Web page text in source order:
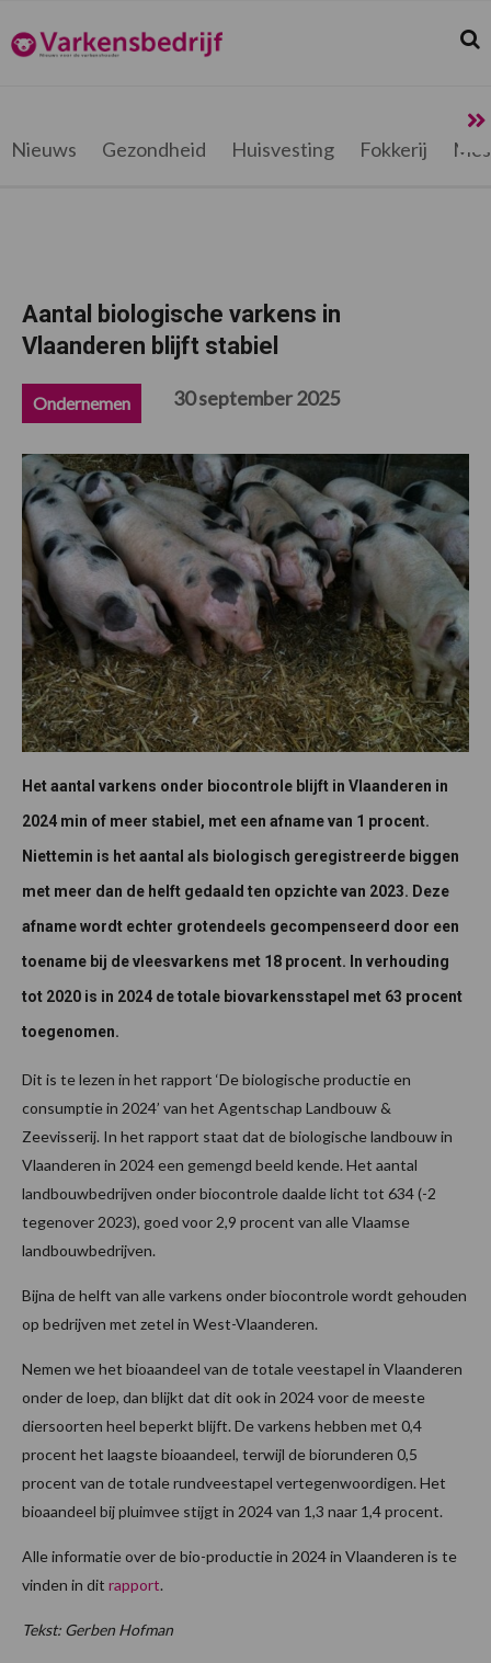
de
hoofdnavigatie
de
hoofd
de
eerste
de
voettekst
Varkensbedrijf.be
Nieuws Gezondheid Huisvesting Fokkerij
Aantal biologische varkens in
Vlaanderen blijft stabiel
Ondernemen 30 september 2025
Het aantal varkens onder biocontrole blijft in Vlaanderen in
2024 min of meer stabiel, met een afname van 1 procent.
Niettemin is het aantal als biologisch geregistreerde biggen
met meer dan de helft gedaald ten opzichte van 2023. Deze
afname wordt echter grotendeels gecompenseerd door een
toename bij de vleesvarkens met 18 procent. In verhouding
tot 2020 is in 2024 de totale biovarkensstapel met 63 procent
toegenomen.
Dit is te lezen in het rapport ‘De biologische productie en
consumptie in 2024’ van het Agentschap Landbouw &
Zeevisserij. In het rapport staat dat de biologische landbouw in
Vlaanderen in 2024 een gemengd beeld kende. Het aantal
landbouwbedrijven onder biocontrole daalde licht tot 634 (-2
tegenover 2023), goed voor 2,9 procent van alle Vlaamse
landbouwbedrijven.
Bijna de helft van alle varkens onder biocontrole wordt gehouden
op bedrijven met zetel in West-Vlaanderen.
Nemen we het bioaandeel van de totale veestapel in Vlaanderen
onder de loep, dan blijkt dat dit ook in 2024 voor de meeste
diersoorten heel beperkt blijft. De varkens hebben met 0,4
procent het laagste bioaandeel, terwijl de biorunderen 0,5
procent van de totale rundveestapel vertegenwoordigen. Het
bioaandeel bij pluimvee stijgt in 2024 van 1,3 naar 1,4 procent.
Alle informatie over de bio-productie in 2024 in Vlaanderen is te
vinden in dit rapport.
Tekst: Gerben Hofman